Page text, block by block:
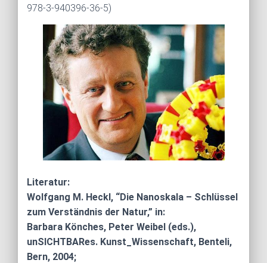
978-3-940396-36-5)
Literatur:
Wolfgang M. Heckl, “Die Nanoskala – Schlüssel
zum Verständnis der Natur,” in:
Barbara Könches, Peter Weibel (eds.),
unSICHTBARes. Kunst_Wissenschaft, Benteli,
Bern, 2004;